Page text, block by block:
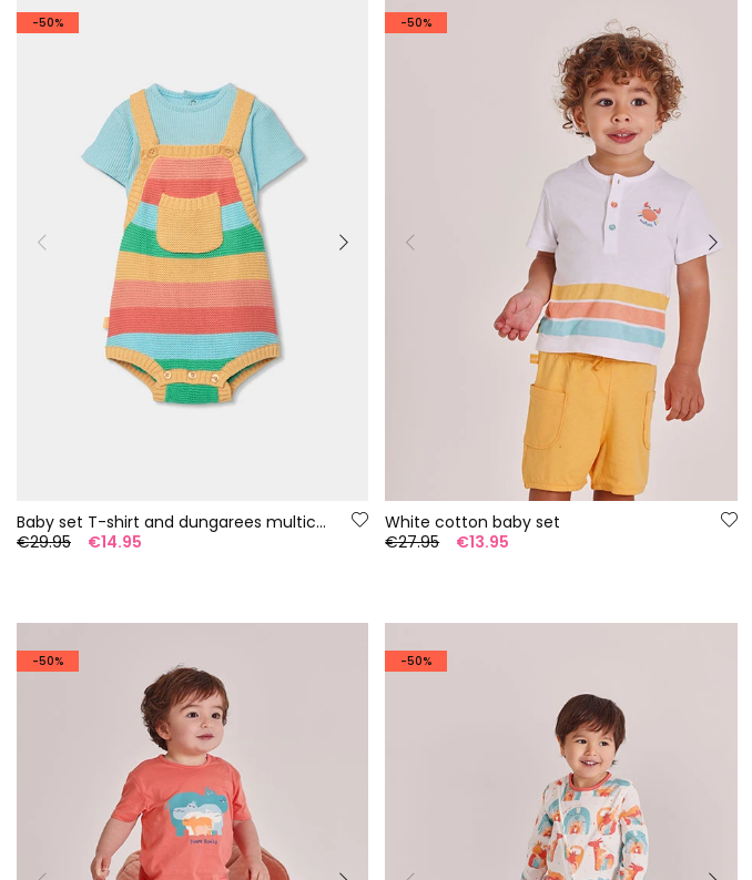
-50%
Baby set T-shirt and dungarees multicolor stripes
€29.95
€14.95
-50%
White cotton baby set
€27.95
€13.95
-50% -50%